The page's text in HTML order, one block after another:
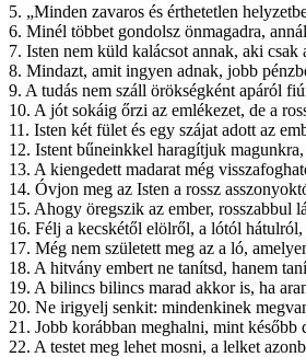
5. „Minden zavaros és érthetetlen
6. Minél többet gondolsz önmagadra,
7. Isten nem küld kalácsot annak, aki csak
8. Mindazt, amit ingyen adnak, jobb
9. A tudás nem száll örökségként apáról
10. A jót sokáig őrzi az emlékezet, de a
11. Isten két fület és egy szájat adott az
12. Istent bűneinkkel haragítjuk
13. A kiengedett madarat még
14. Óvjon meg az Isten a rossz
15. Ahogy öregszik az ember, rosszabbul
16. Félj a kecskétől elölről, a lótól
17. Még nem született meg az a ló,
18. A hitvány embert ne tanítsd, hanem
19. A bilincs bilincs marad akkor is, ha
20. Ne irigyelj senkit: mindenkinek
21. Jobb korábban meghalni, mint később
22. A testet meg lehet mosni, a lelket